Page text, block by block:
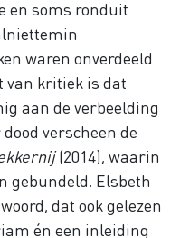
en soms ronduit
waren onverdeeld
van kritiek is dat
aan de verbeelding
verscheen de
(2014), waarin
gebundeld. Elsbeth
dat ook gelezen
én een inleiding